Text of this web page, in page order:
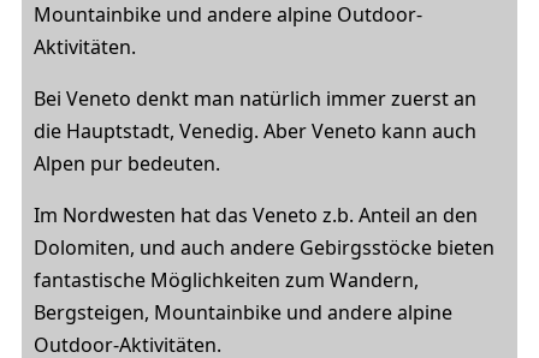
Mountainbike und andere alpine Outdoor-
Aktivitäten.
Bei Veneto denkt man natürlich immer zuerst an
die Hauptstadt, Venedig. Aber Veneto kann auch
Alpen pur bedeuten.
Im Nordwesten hat das Veneto z.b. Anteil an den
Dolomiten, und auch andere Gebirgsstöcke bieten
fantastische Möglichkeiten zum Wandern,
Bergsteigen, Mountainbike und andere alpine
Outdoor-Aktivitäten.